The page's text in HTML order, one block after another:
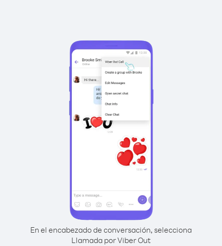
En el encabezado de conversación, selecciona
Llamada por Viber Out